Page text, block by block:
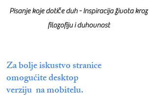
Za bolje iskustvo stranice
omogućite desktop
verziju na mobitelu.
Pisanje koje dotiče duh - Inspiracija života kroz
filozofiju i duhovnost